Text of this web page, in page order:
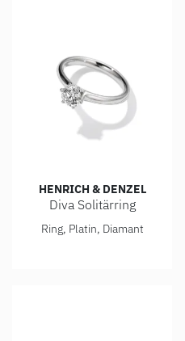
Ref: GS003.09000
HENRICH & DENZEL
Diva Solitärring
Henrich & Denzel Diva
Ring, Platin, Diamant